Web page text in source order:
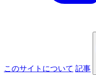
このサイトについて 記事